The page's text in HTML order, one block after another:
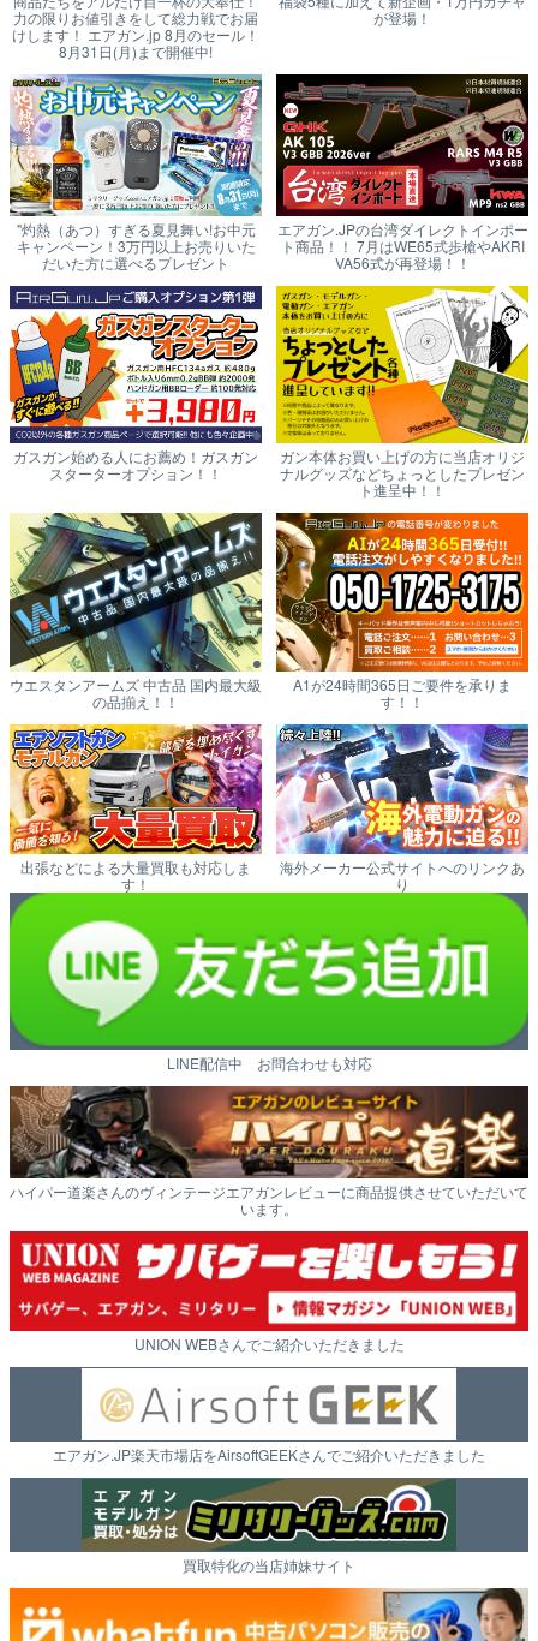
力の限りお値引きをして総力戦でお届
けします！ エアガン.jp 8月のセール！
8月31日(月)まで開催中!
が登場！
"灼熱（あつ）すぎる夏見舞い!お中元
キャンペーン！3万円以上お売りいた
だいた方に選べるプレゼント
エアガン.JPの台湾ダイレクトインポー
ト商品！！ 7月はWE65式歩槍やAKRI
VA56式が再登場！！
ガスガン始める人にお薦め！ガスガン
スターターオプション！！
ガン本体お買い上げの方に当店オリジ
ナルグッズなどちょっとしたプレゼン
ト進呈中！！
ウエスタンアームズ 中古品 国内最大級
の品揃え！！
A1が24時間365日ご要件を承りま
す！！
出張などによる大量買取も対応しま
す！
海外メーカー公式サイトへのリンクあ
り
LINE配信中 お問合わせも対応
ハイパー道楽さんのヴィンテージエアガンレビューに商品提供させていただいて
います。
UNION WEBさんでご紹介いただきました
エアガン.JP楽天市場店をAirsoftGEEKさんでご紹介いただきました
買取特化の当店姉妹サイト